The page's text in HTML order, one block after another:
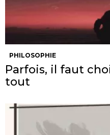
PHILOSOPHIE
Parfois, il faut
tout